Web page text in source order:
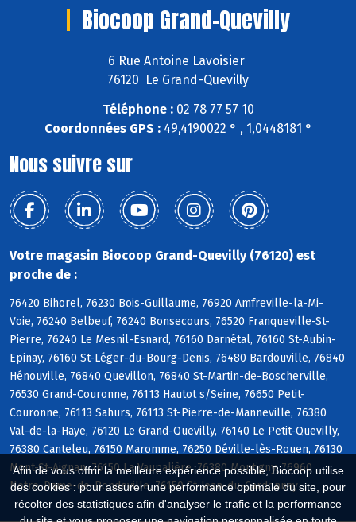
Afin de vous offrir la meilleure expérience possible, Biocoop utilise
des cookies : pour assurer une performance optimale du site, pour
récolter des statistiques afin d'analyser le trafic et la performance
Biocoop Grand-Quevilly
6 Rue Antoine Lavoisier
76120 Le Grand-Quevilly
Téléphone :02 78 77 57 10
Coordonnées GPS :49,4190022 ° , 1,0448181 °
Nous suivre sur
Votre magasin Biocoop Grand-Quevilly (76120) est
proche de :
76420 Bihorel, 76230 Bois-Guillaume, 76920 Amfreville-la-Mi-
Voie, 76240 Belbeuf, 76240 Bonsecours, 76520 Franqueville-St-
Pierre, 76240 Le Mesnil-Esnard, 76160 Darnétal, 76160 St-Aubin-
Epinay, 76160 St-Léger-du-Bourg-Denis, 76480 Bardouville, 76840
Hénouville, 76840 Quevillon, 76840 St-Martin-de-Boscherville,
76530 Grand-Couronne, 76113 Hautot s/Seine, 76650 Petit-
Couronne, 76113 Sahurs, 76113 St-Pierre-de-Manneville, 76380
Val-de-la-Haye, 76120 Le Grand-Quevilly, 76140 Le Petit-Quevilly,
76380 Canteleu, 76150 Maromme, 76250 Déville-lès-Rouen, 76130
Mont-St-Aignan, 76150 La Vaupalière, 76380 Montigny, 76960
Notre-Dame-de-Bondeville, 76150 St-Jean-du-Cardonnay